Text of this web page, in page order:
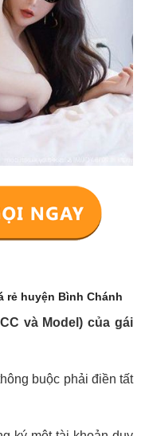
rẻ huyện Bình Chánh
và Model) của gái
buộc phải điền tất